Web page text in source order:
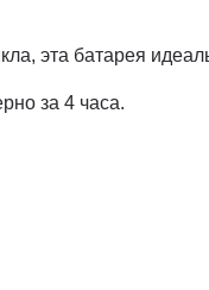
эта батарея
за 4 часа.